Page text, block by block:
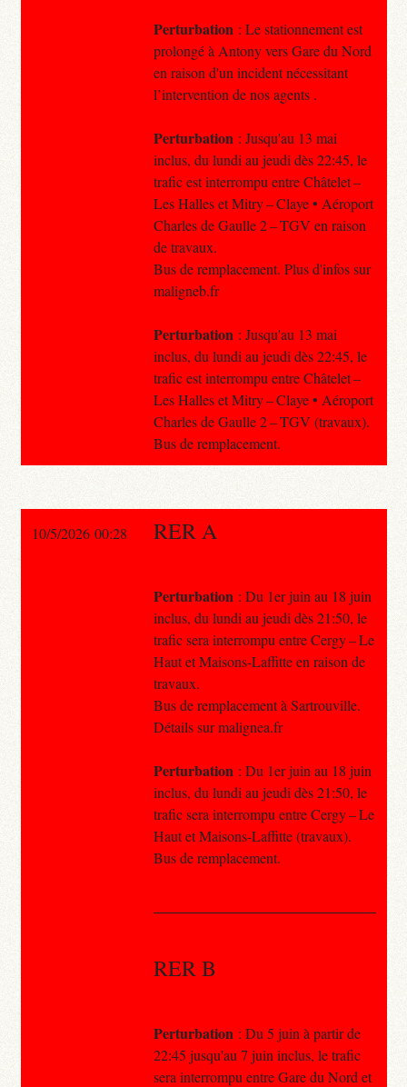
Perturbation : Le stationnement est
prolongé à Antony vers Gare du Nord
en raison d'un incident nécessitant
l’intervention de nos agents .
Perturbation : Jusqu'au 13 mai
inclus, du lundi au jeudi dès 22:45, le
trafic est interrompu entre Châtelet –
Les Halles et Mitry – Claye • Aéroport
Charles de Gaulle 2 – TGV en raison
de travaux.
Bus de remplacement. Plus d'infos sur
maligneb.fr
Perturbation : Jusqu'au 13 mai
inclus, du lundi au jeudi dès 22:45, le
trafic est interrompu entre Châtelet –
Les Halles et Mitry – Claye • Aéroport
Charles de Gaulle 2 – TGV (travaux).
Bus de remplacement.
10/5/2026 00:28 RER A
Perturbation : Du 1er juin au 18 juin
inclus, du lundi au jeudi dès 21:50, le
trafic sera interrompu entre Cergy – Le
Haut et Maisons-Laffitte en raison de
travaux.
Bus de remplacement à Sartrouville.
Détails sur malignea.fr
Perturbation : Du 1er juin au 18 juin
inclus, du lundi au jeudi dès 21:50, le
trafic sera interrompu entre Cergy – Le
Haut et Maisons-Laffitte (travaux).
Bus de remplacement.
RER B
Perturbation : Du 5 juin à partir de
22:45 jusqu'au 7 juin inclus, le trafic
sera interrompu entre Gare du Nord et